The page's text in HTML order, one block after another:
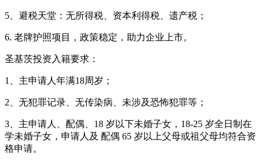
5、避税天堂：无所得税、资本利得税、遗产税；
6. 老牌护照项目，政策稳定，助力企业上市。
圣基茨投资入籍要求：
1、主申请人年满18周岁；
2、无犯罪记录、无传染病、未涉及恐怖犯罪等；
3、主申请人、配偶、18 岁以下未婚子女，18-25 岁全日制在
学未婚子女，申请人及 配偶 65 岁以上父母或祖父母均符合资
格申请。